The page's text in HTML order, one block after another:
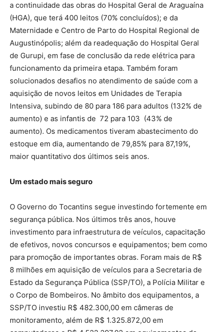
a continuidade das obras do Hospital Geral de Araguaína
(HGA), que terá 400 leitos (70% concluídos); e da
Maternidade e Centro de Parto do Hospital Regional de
Augustinópolis; além da readequação do Hospital Geral
de Gurupi, em fase de conclusão da rede elétrica para
funcionamento da primeira etapa. Também foram
solucionados desafios no atendimento de saúde com a
aquisição de novos leitos em Unidades de Terapia
Intensiva, subindo de 80 para 186 para adultos (132% de
aumento) e as infantis de 72 para 103 (43% de
aumento). Os medicamentos tiveram abastecimento do
estoque em dia, aumentando de 79,85% para 87,19%,
maior quantitativo dos últimos seis anos.
Um estado mais seguro
O Governo do Tocantins segue investindo fortemente em
segurança pública. Nos últimos três anos, houve
investimento para infraestrutura de veículos, capacitação
de efetivos, novos concursos e equipamentos; bem como
para promoção de importantes obras. Foram mais de R$
8 milhões em aquisição de veículos para a Secretaria de
Estado da Segurança Pública (SSP/TO), a Polícia Militar e
o Corpo de Bombeiros. No âmbito dos equipamentos, a
SSP/TO investiu R$ 482.300,00 em câmeras de
monitoramento, além de R$ 1.325.872,00 em